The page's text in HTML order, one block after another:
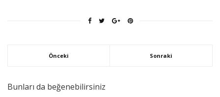
Önceki Sonraki
Bunları da beğenebilirsiniz